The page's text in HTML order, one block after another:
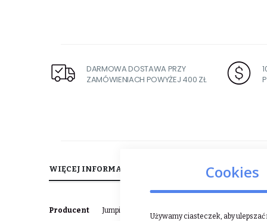
DARMOWA DOSTAWA PRZY
ZAMÓWIENIACH POWYŻEJ 400 ZŁ
WIĘCEJ INFORMACJI
Więcej
Producent Jumpit
Cookies
Używamy ciasteczek, aby